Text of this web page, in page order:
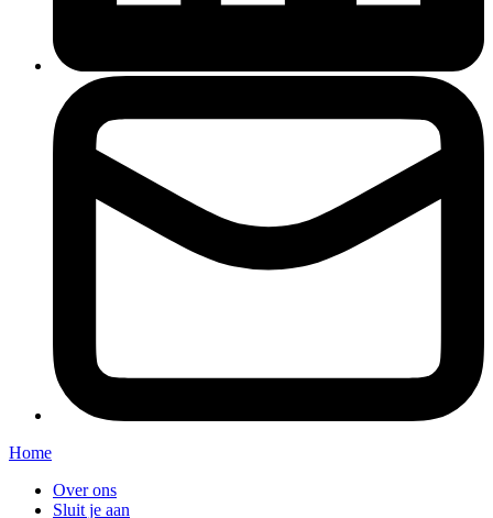
Home
Over ons
Sluit je aan